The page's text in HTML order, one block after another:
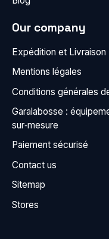
Our company
Expédition et Livraison
Mentions légales
Conditions générales
Garalabosse :
sur‑mesure
Paiement sécurisé
Contact us
Sitemap
Stores